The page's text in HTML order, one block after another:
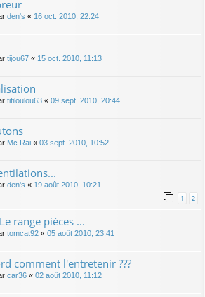
den's « 16 oct. 2010, 22:24
tijou67 « 15 oct. 2010, 11:13
titiloulou63 « 09 sept. 2010, 20:44
Mc Rai « 03 sept. 2010, 10:52
den's « 19 août 2010, 10:21
1 2
range pièces ...
tomcat92 « 05 août 2010, 23:41
comment l'entretenir ???
car36 « 02 août 2010, 11:12